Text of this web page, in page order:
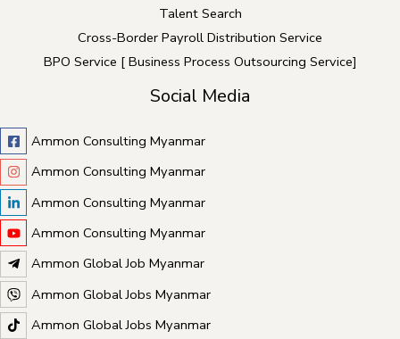
Talent Search
Cross-Border Payroll Distribution Service
BPO Service [ Business Process Outsourcing Service]
Social Media
Ammon Consulting Myanmar
Ammon Consulting Myanmar
Ammon Consulting Myanmar
Ammon Consulting Myanmar
Ammon Global Job Myanmar
Ammon Global Jobs Myanmar
Ammon Global Jobs Myanmar